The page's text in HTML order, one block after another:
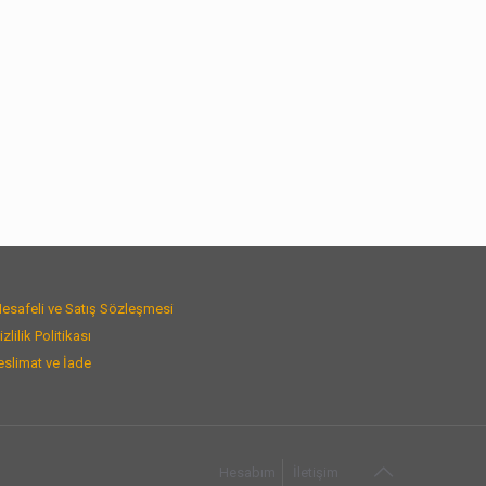
ve Satış Sözleşmesi
Politikası
ve İade
Hesabım İletişim